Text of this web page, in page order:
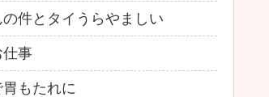
件とタイうらやましい
仕事
もたれに